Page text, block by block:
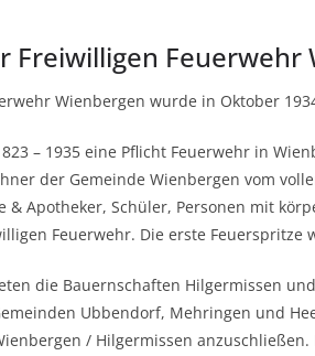
Freiwilligen Feuerwehr
Wienbergen wurde in Oktober
– 1935 eine Pflicht Feuerwehr in
der Gemeinde Wienbergen vom
& Apotheker, Schüler, Personen mit
Feuerwehr. Die erste Feuerspritze
die Bauernschaften Hilgermissen
Ubbendorf, Mehringen und
/ Hilgermissen